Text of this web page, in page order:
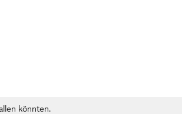
könnten.